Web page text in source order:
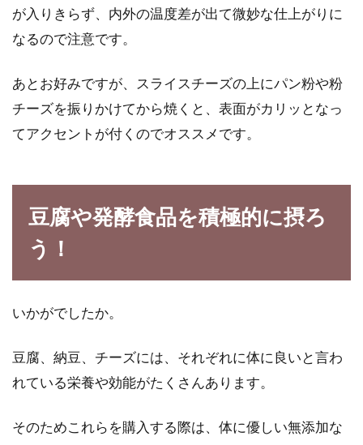
が入りきらず、内外の温度差が出て微妙な仕上がりに
なるので注意です。
あとお好みですが、スライスチーズの上にパン粉や粉
チーズを振りかけてから焼くと、表面がカリッとなっ
てアクセントが付くのでオススメです。
豆腐や発酵食品を積極的に摂ろ
う！
いかがでしたか。
豆腐、納豆、チーズには、それぞれに体に良いと言わ
れている栄養や効能がたくさんあります。
そのためこれらを購入する際は、体に優しい無添加な